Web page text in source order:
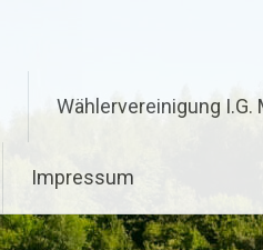
Wählervereinigung
Impressum